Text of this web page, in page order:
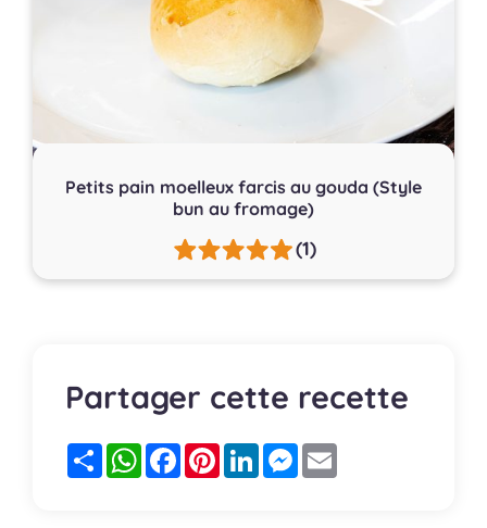
Petits pain moelleux farcis au gouda (Style
bun au fromage)
(1)
Partager cette recette
PartagerWhatsApp
FacebookPinterestLinkedInMessenger